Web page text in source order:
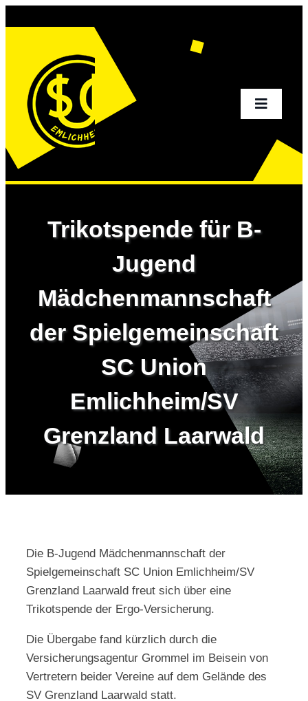
Toggle
Sportangebot
Verein
Kontakt
Trikotspende für B-
Jugend
Mädchenmannschaft
der Spielgemeinschaft
SC Union
Emlichheim/SV
Grenzland Laarwald
Die B-Jugend Mädchenmannschaft der
Spielgemeinschaft SC Union Emlichheim/SV
Grenzland Laarwald freut sich über eine
Trikotspende der Ergo-Versicherung.
Die Übergabe fand kürzlich durch die
Versicherungsagentur Grommel im Beisein von
Vertretern beider Vereine auf dem Gelände des
SV Grenzland Laarwald statt.